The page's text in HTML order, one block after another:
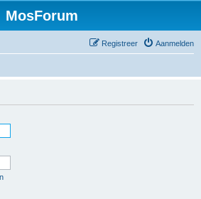
MosForum
Aanmelden
Registreer